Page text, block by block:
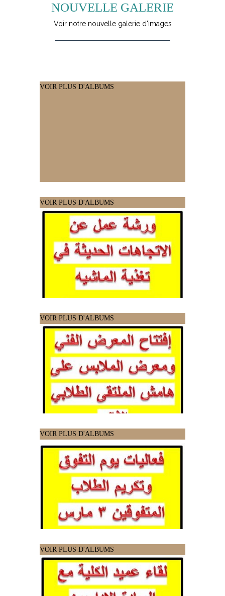
NOUVELLE GALERIE
Voir notre nouvelle galerie d'images
VOIR PLUS D'ALBUMS
VOIR PLUS D'ALBUMS
VOIR PLUS D'ALBUMS
VOIR PLUS D'ALBUMS
VOIR PLUS D'ALBUMS